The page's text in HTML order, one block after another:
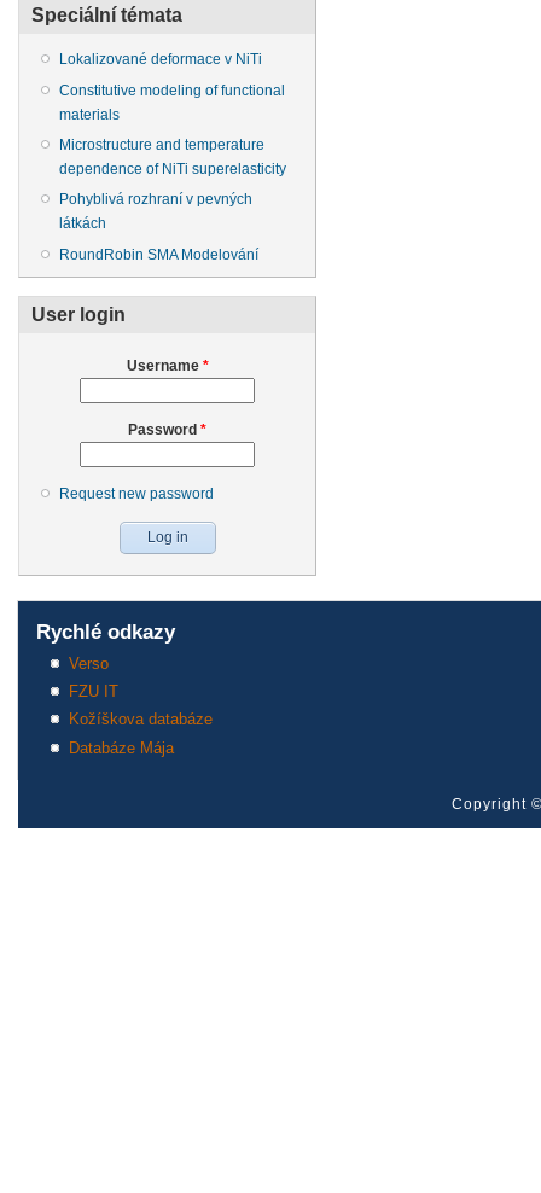
Speciální témata
Lokalizované deformace v NiTi
Constitutive modeling of functional
materials
Microstructure and temperature
dependence of NiTi superelasticity
Pohyblivá rozhraní v pevných
látkách
RoundRobin SMA Modelování
User login
Username *
Password *
Request new password
Rychlé odkazy
Verso
FZU IT
Kožíškova databáze
Databáze Mája
Copyright